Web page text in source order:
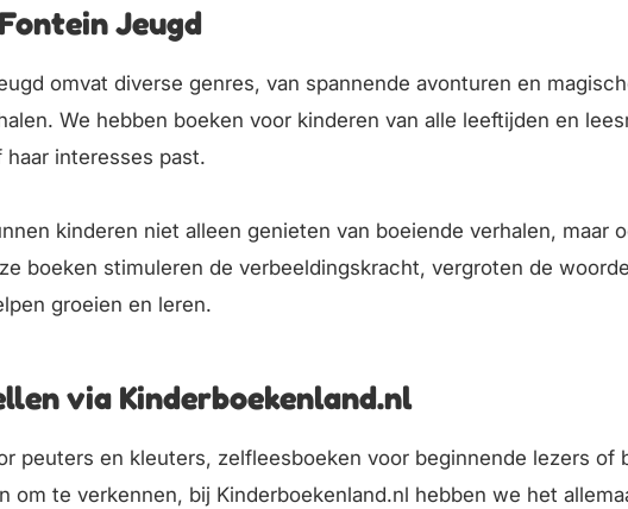
Jeugd
omvat diverse genres, van spannende avonturen en
We hebben boeken voor kinderen van alle leeftijden en
interesses past.
kinderen niet alleen genieten van boeiende verhalen, maar
boeken stimuleren de verbeeldingskracht, vergroten de
groeien en leren.
via Kinderboekenland.nl
peuters en kleuters, zelfleesboeken voor beginnende lezers of
om te verkennen, bij Kinderboekenland.nl hebben we het